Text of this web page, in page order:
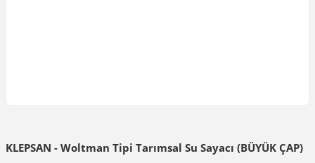
KLEPSAN - Woltman Tipi Tarımsal Su Sayacı (BÜYÜK ÇAP)